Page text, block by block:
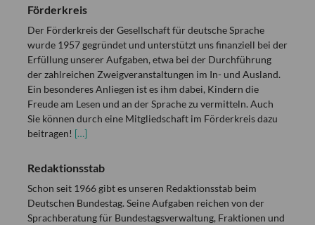
Förderkreis
Der Förderkreis der Gesellschaft für deutsche Sprache
wurde 1957 gegründet und unterstützt uns finanziell bei der
Erfüllung unserer Aufgaben, etwa bei der Durchführung
der zahlreichen Zweigveranstaltungen im In- und Ausland.
Ein besonderes Anliegen ist es ihm dabei, Kindern die
Freude am Lesen und an der Sprache zu vermitteln. Auch
Sie können durch eine Mitgliedschaft im Förderkreis dazu
beitragen! […]
Redaktionsstab
Schon seit 1966 gibt es unseren Redaktionsstab beim
Deutschen Bundestag. Seine Aufgaben reichen von der
Sprachberatung für Bundestagsverwaltung, Fraktionen und